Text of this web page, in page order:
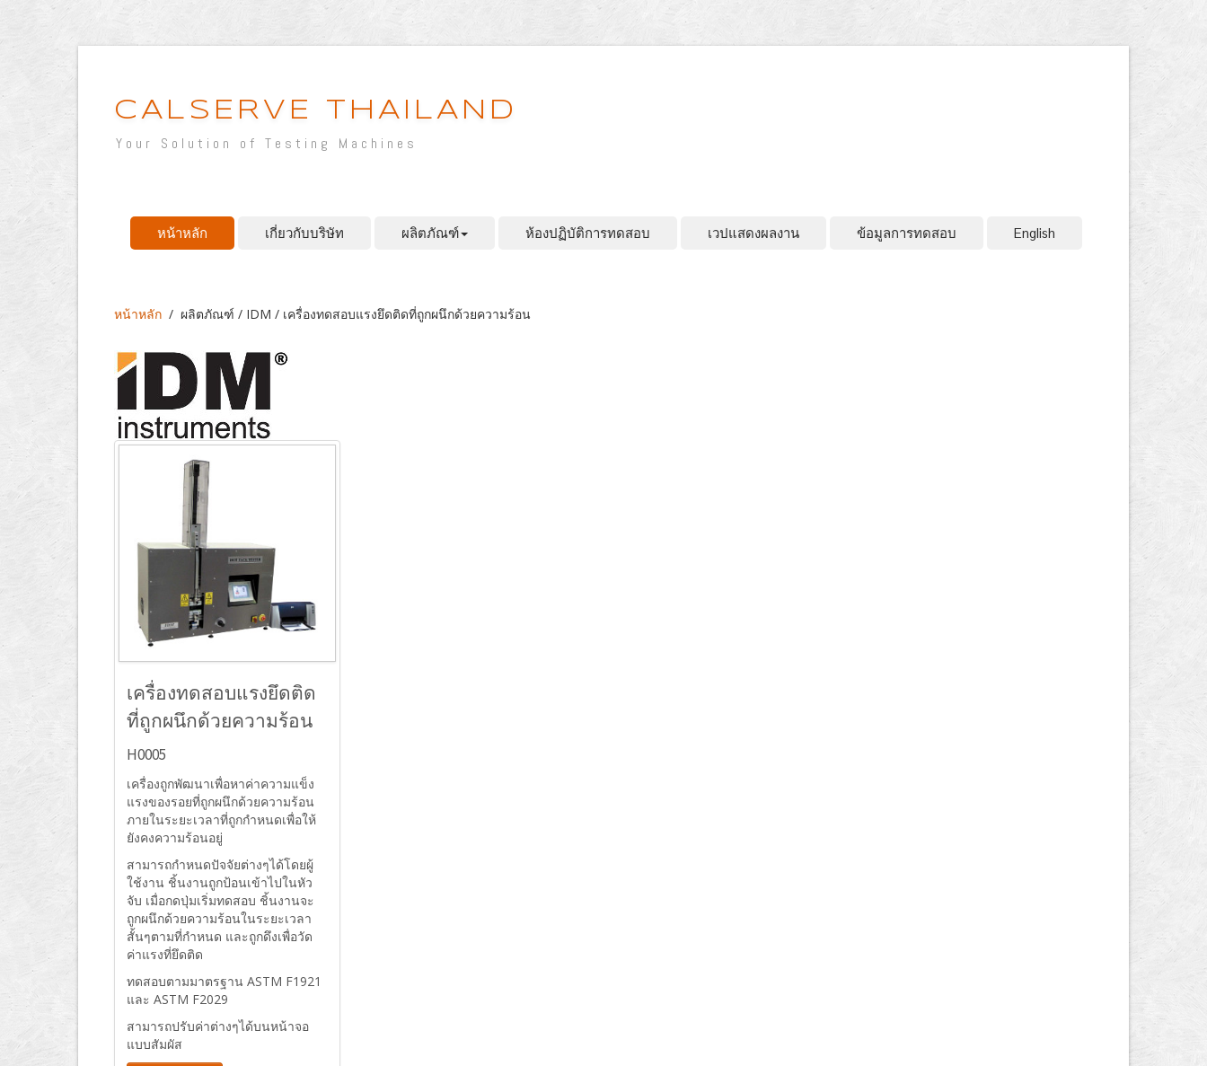
CALSERVE THAILAND
Your Solution of Testing Machines
หน้าหลัก เกี่ยวกับบริษัท ผลิตภัณฑ์ ห้องปฏิบัติการทดสอบ เวปแสดงผลงาน ข้อมูลการทดสอบ English
หน้าหลัก / ผลิตภัณฑ์ / IDM / เครื่องทดสอบแรงยึดติดที่ถูกผนึกด้วยความร้อน
เครื่องทดสอบแรงยึดติด
ที่ถูกผนึกด้วยความร้อน
H0005
เครื่องถูกพัฒนาเพื่อหาค่าความแข็ง
แรงของรอยที่ถูกผนึกด้วยความร้อน
ภายในระยะเวลาที่ถูกกำหนดเพื่อให้
ยังคงความร้อนอยู่
สามารถกำหนดปัจจัยต่างๆได้โดยผู้
ใช้งาน ชิ้นงานถูกป้อนเข้าไปในหัว
จับ เมื่อกดปุ่มเริ่มทดสอบ ชิ้นงานจะ
ถูกผนึกด้วยความร้อนในระยะเวลา
สั้นๆตามที่กำหนด และถูกดึงเพื่อวัด
ค่าแรงที่ยึดติด
ทดสอบตามมาตรฐาน ASTM F1921
และ ASTM F2029
สามารถปรับค่าต่างๆได้บนหน้าจอ
แบบสัมผัส